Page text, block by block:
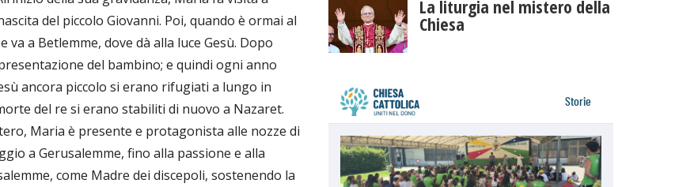
del piccolo Giovanni. Poi, quando è ormai al
va a Betlemme, dove dà alla luce Gesù. Dopo
del bambino; e quindi ogni anno
ancora piccolo si erano rifugiati a lungo in
del re si erano stabiliti di nuovo a Nazaret.
Maria è presente e protagonista alle nozze di
a Gerusalemme, fino alla passione e alla
come Madre dei discepoli, sostenendo la
La liturgia nel mistero della
Chiesa